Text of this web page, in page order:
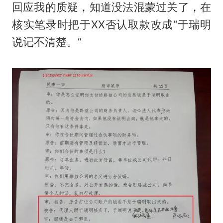
回应我的质疑，知道没法混蒙过关了，在
核实笔录时把于XX否认取款改成“于瑞明
说记不清楚。”